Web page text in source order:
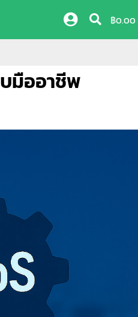
฿0.00
บมืออาชีพ